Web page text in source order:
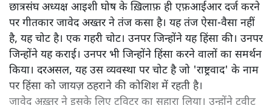
छात्रसंघ अध्यक्ष आइशी घोष के ख़िलाफ़ ही एफ़आईआर दर्ज करने
पर गीतकार जावेद अख्तर ने तंज कसा है। यह तंज ऐसा-वैसा नहीं
है, यह चोट है। एक गहरी चोट। उनपर जिन्होंने यह हिंसा की। उनपर
जिन्होंने यह कराई। उनपर भी जिन्होंने हिंसा करने वालों का समर्थन
किया। दरअसल, यह उस व्यवस्था पर चोट है जो 'राष्ट्रवाद' के नाम
पर हिंसा को जायज़ ठहराने की कोशिश में रहती है।